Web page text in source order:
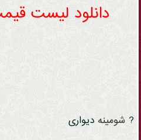
دانلود لیست
? شومینه دیواری